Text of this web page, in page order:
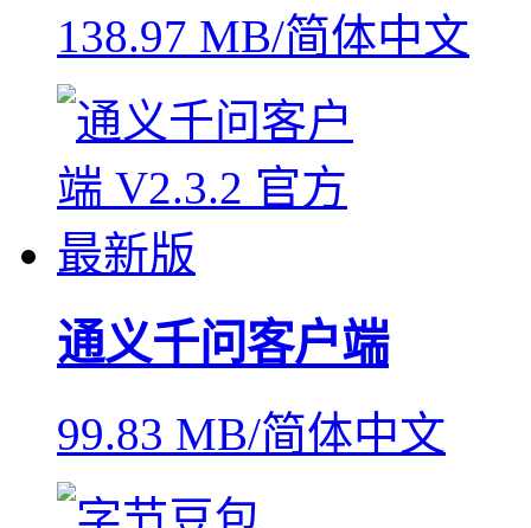
138.97 MB/简体中文
通义千问客户端
99.83 MB/简体中文